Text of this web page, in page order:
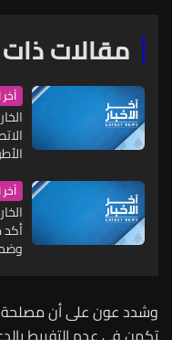
مقالات
آخر
آخر
أكد
وشدد عون على أن مصلحة